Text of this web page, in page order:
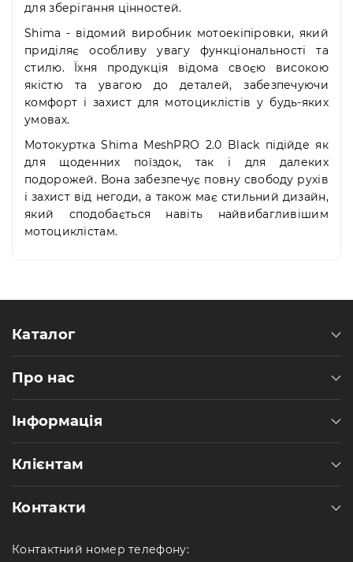
для зберігання цінностей.
Shima - відомий виробник мотоекіпіровки, який
приділяє особливу увагу функціональності та
стилю. Їхня продукція відома своєю високою
якістю та увагою до деталей, забезпечуючи
комфорт і захист для мотоциклістів у будь-яких
умовах.
Мотокуртка Shima MeshPRO 2.0 Black підійде як
для щоденних поїздок, так і для далеких
подорожей. Вона забезпечує повну свободу рухів
і захист від негоди, а також має стильний дизайн,
який сподобається навіть найвибагливішим
мотоциклістам.
Каталог
Про нас
Інформація
Клієнтам
Контакти
Контактний номер телефону: